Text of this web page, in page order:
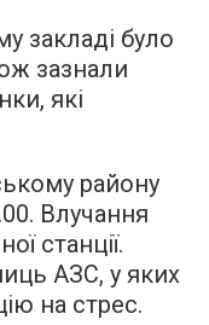
закладі було
зазнали
які
району
Влучання
станції.
АЗС, у яких
на стрес.